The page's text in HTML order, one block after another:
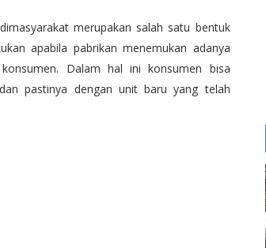
merupakan salah satu bentuk
apabila pabrikan menemukan adanya
Dalam hal ini konsumen bisa
pastinya dengan unit baru yang telah